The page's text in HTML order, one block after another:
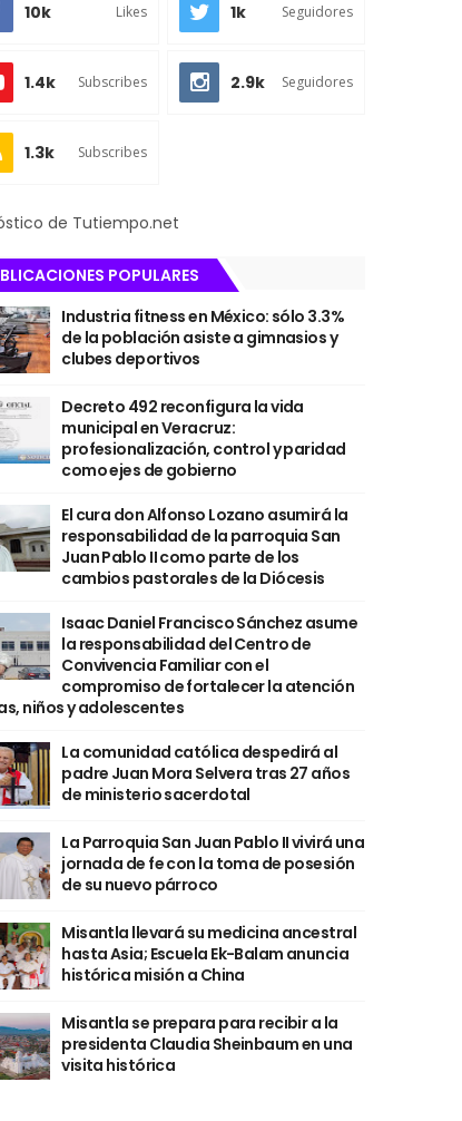
10k Likes 1k Seguidores
1.4k Subscribes 2.9k Seguidores
1.3k Subscribes
de Tutiempo.net
POPULARES
Industria fitness en México: sólo 3.3%
de la población asiste a gimnasios y
clubes deportivos
Decreto 492 reconfigura la vida
municipal en Veracruz:
profesionalización, control y paridad
como ejes de gobierno
El cura don Alfonso Lozano asumirá la
responsabilidad de la parroquia San
Juan Pablo II como parte de los
cambios pastorales de la Diócesis
Isaac Daniel Francisco Sánchez asume
la responsabilidad del Centro de
Convivencia Familiar con el
compromiso de fortalecer la atención
niños y adolescentes
La comunidad católica despedirá al
padre Juan Mora Selvera tras 27 años
de ministerio sacerdotal
La Parroquia San Juan Pablo II vivirá una
jornada de fe con la toma de posesión
de su nuevo párroco
Misantla llevará su medicina ancestral
hasta Asia; Escuela Ek-Balam anuncia
histórica misión a China
Misantla se prepara para recibir a la
presidenta Claudia Sheinbaum en una
visita histórica